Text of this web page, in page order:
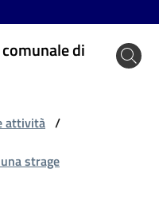
di
attività /
strage